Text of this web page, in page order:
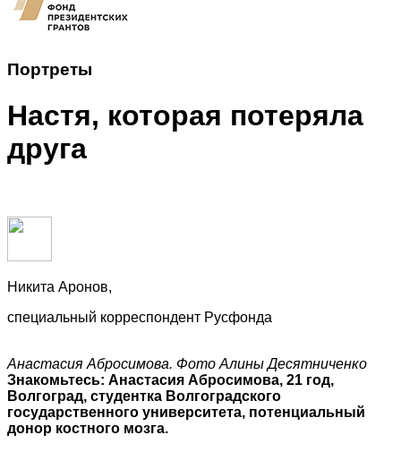
Портреты
Настя, которая потеряла
друга
Никита Аронов,
специальный корреспондент Русфонда
Анастасия Абросимова. Фото Алины Десятниченко
Знакомьтесь: Анастасия Абросимова, 21 год,
Волгоград, студентка Волгоградского
государственного университета, потенциальный
донор костного мозга.